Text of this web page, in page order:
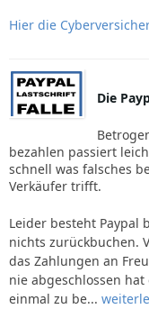
Hier die
Die
bezahlen passiert
schnell was falsches
Verkäufer trifft.
Leider besteht Paypal
nichts zurückbuchen.
das Zahlungen an
nie abgeschlossen
einmal zu be...